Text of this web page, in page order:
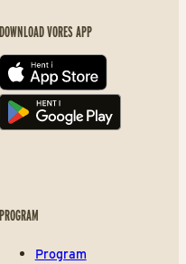
DOWNLOAD VORES APP
App store
Play store
PROGRAM
Program